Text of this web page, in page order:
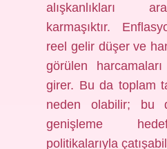
alışkanlıkları
karmaşıktır.
reel gelir düşer ve
görülen
girer. Bu da toplam
neden olabilir; bu
genişleme
politikalarıyla